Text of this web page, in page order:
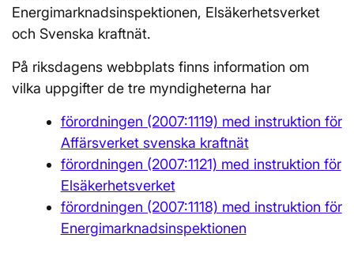
Energimarknadsinspektionen, Elsäkerhetsverket
och Svenska kraftnät.
På riksdagens webbplats finns information om
vilka uppgifter de tre myndigheterna har
förordningen (2007:1119) med instruktion för
Affärsverket svenska kraftnät
förordningen (2007:1121) med instruktion för
Elsäkerhetsverket
förordningen (2007:1118) med instruktion för
Energimarknadsinspektionen